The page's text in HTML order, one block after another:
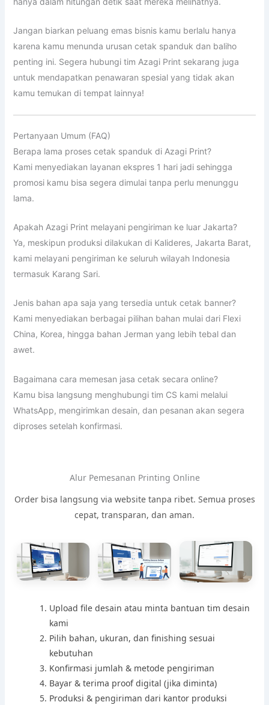
Jangan biarkan peluang emas bisnis kamu berlalu hanya
karena kamu menunda urusan cetak spanduk dan baliho
penting ini. Segera hubungi tim Azagi Print sekarang juga
untuk mendapatkan penawaran spesial yang tidak akan
kamu temukan di tempat lainnya!
Pertanyaan Umum (FAQ)
Berapa lama proses cetak spanduk di Azagi Print?
Kami menyediakan layanan ekspres 1 hari jadi sehingga
promosi kamu bisa segera dimulai tanpa perlu menunggu
lama.
Apakah Azagi Print melayani pengiriman ke luar Jakarta?
Ya, meskipun produksi dilakukan di Kalideres, Jakarta Barat,
kami melayani pengiriman ke seluruh wilayah Indonesia
termasuk Karang Sari.
Jenis bahan apa saja yang tersedia untuk cetak banner?
Kami menyediakan berbagai pilihan bahan mulai dari Flexi
China, Korea, hingga bahan Jerman yang lebih tebal dan
awet.
Bagaimana cara memesan jasa cetak secara online?
Kamu bisa langsung menghubungi tim CS kami melalui
WhatsApp, mengirimkan desain, dan pesanan akan segera
diproses setelah konfirmasi.
Alur Pemesanan Printing Online
Order bisa langsung via website tanpa ribet. Semua proses
cepat, transparan, dan aman.
Upload file desain atau minta bantuan tim desain
kami
Pilih bahan, ukuran, dan finishing sesuai
kebutuhan
Konfirmasi jumlah & metode pengiriman
Bayar & terima proof digital (jika diminta)
Produksi & pengiriman dari kantor produksi